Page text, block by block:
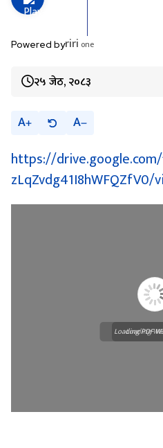
Powered byriri one
२५ जेठ, २०८३
A A
https://drive.google.com/
zLqZvdg41I8hWFQZfV0/
Loading
Loading PDF